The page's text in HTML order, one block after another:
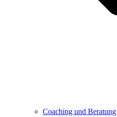
Coaching und Beratung